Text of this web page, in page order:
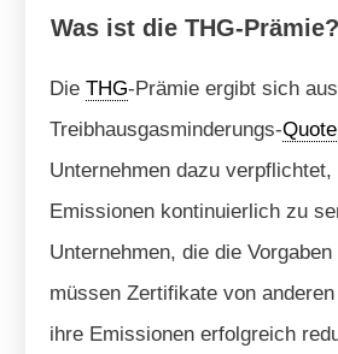
Was ist die THG-Prämie?
Die THG-Prämie ergibt sich
Treibhausgasminderungs-Quote
Unternehmen dazu verpflichtet,
Emissionen kontinuierlich zu
Unternehmen, die die
müssen Zertifikate von
ihre Emissionen erfolgreich